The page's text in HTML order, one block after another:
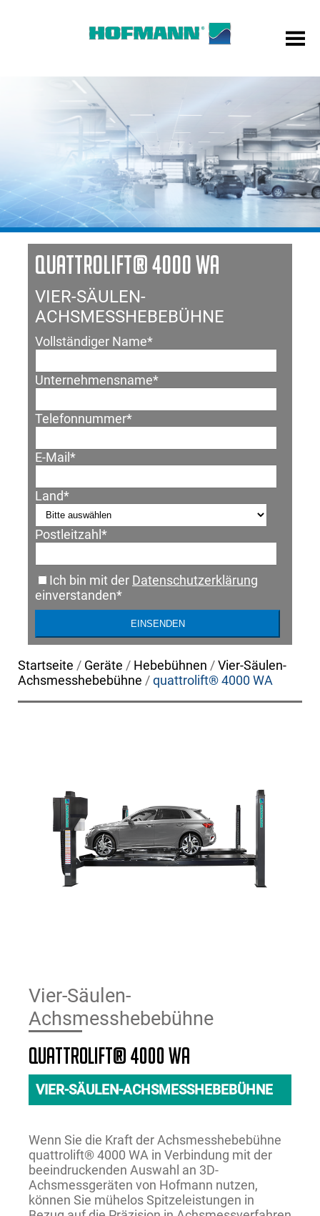
QUATTROLIFT® 4000 WA
VIER-SÄULEN-
ACHSMESSHEBEBÜHNE
Vollständiger Name*
Unternehmensname*
Telefonnummer*
E-Mail *
Land*
Postleitzahl *
Ich bin mit der Datenschutzerklärung
einverstanden*
Startseite / Geräte / Hebebühnen /Vier-Säulen-
Achsmesshebebühne /quattrolift® 4000 WA
Vier-Säulen-
Achsmesshebebühne
quattrolift® 4000 WA
VIER-SÄULEN-ACHSMESSHEBEBÜHNE
Wenn Sie die Kraft der Achsmesshebebühne
quattrolift® 4000 WA in Verbindung mit der
beeindruckenden Auswahl an 3D-
Achsmessgeräten von Hofmann nutzen,
können Sie mühelos Spitzeleistungen in